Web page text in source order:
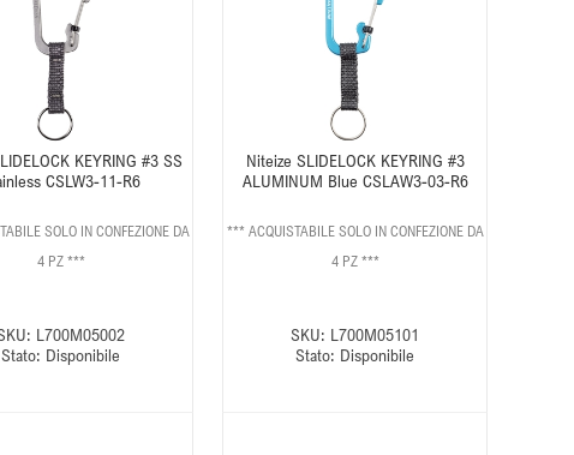
KEYRING #3 SS
CSLW3-11-R6
SOLO IN CONFEZIONE DA
4 PZ ***
L700M05002
Stato: Disponibile
Niteize SLIDELOCK KEYRING #3
ALUMINUM Blue CSLAW3-03-R6
*** ACQUISTABILE SOLO IN CONFEZIONE DA
4 PZ ***
SKU: L700M05101
Stato: Disponibile